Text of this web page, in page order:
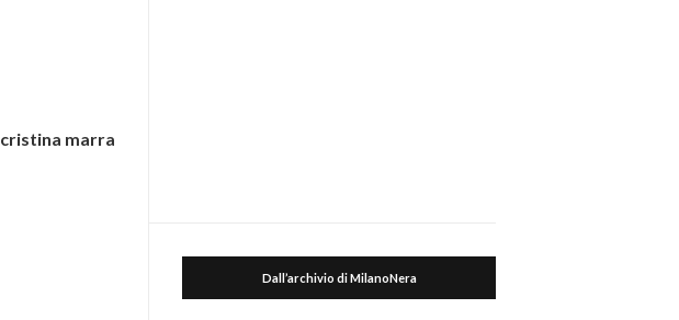
cristina marra
Dall’archivio di MilanoNera